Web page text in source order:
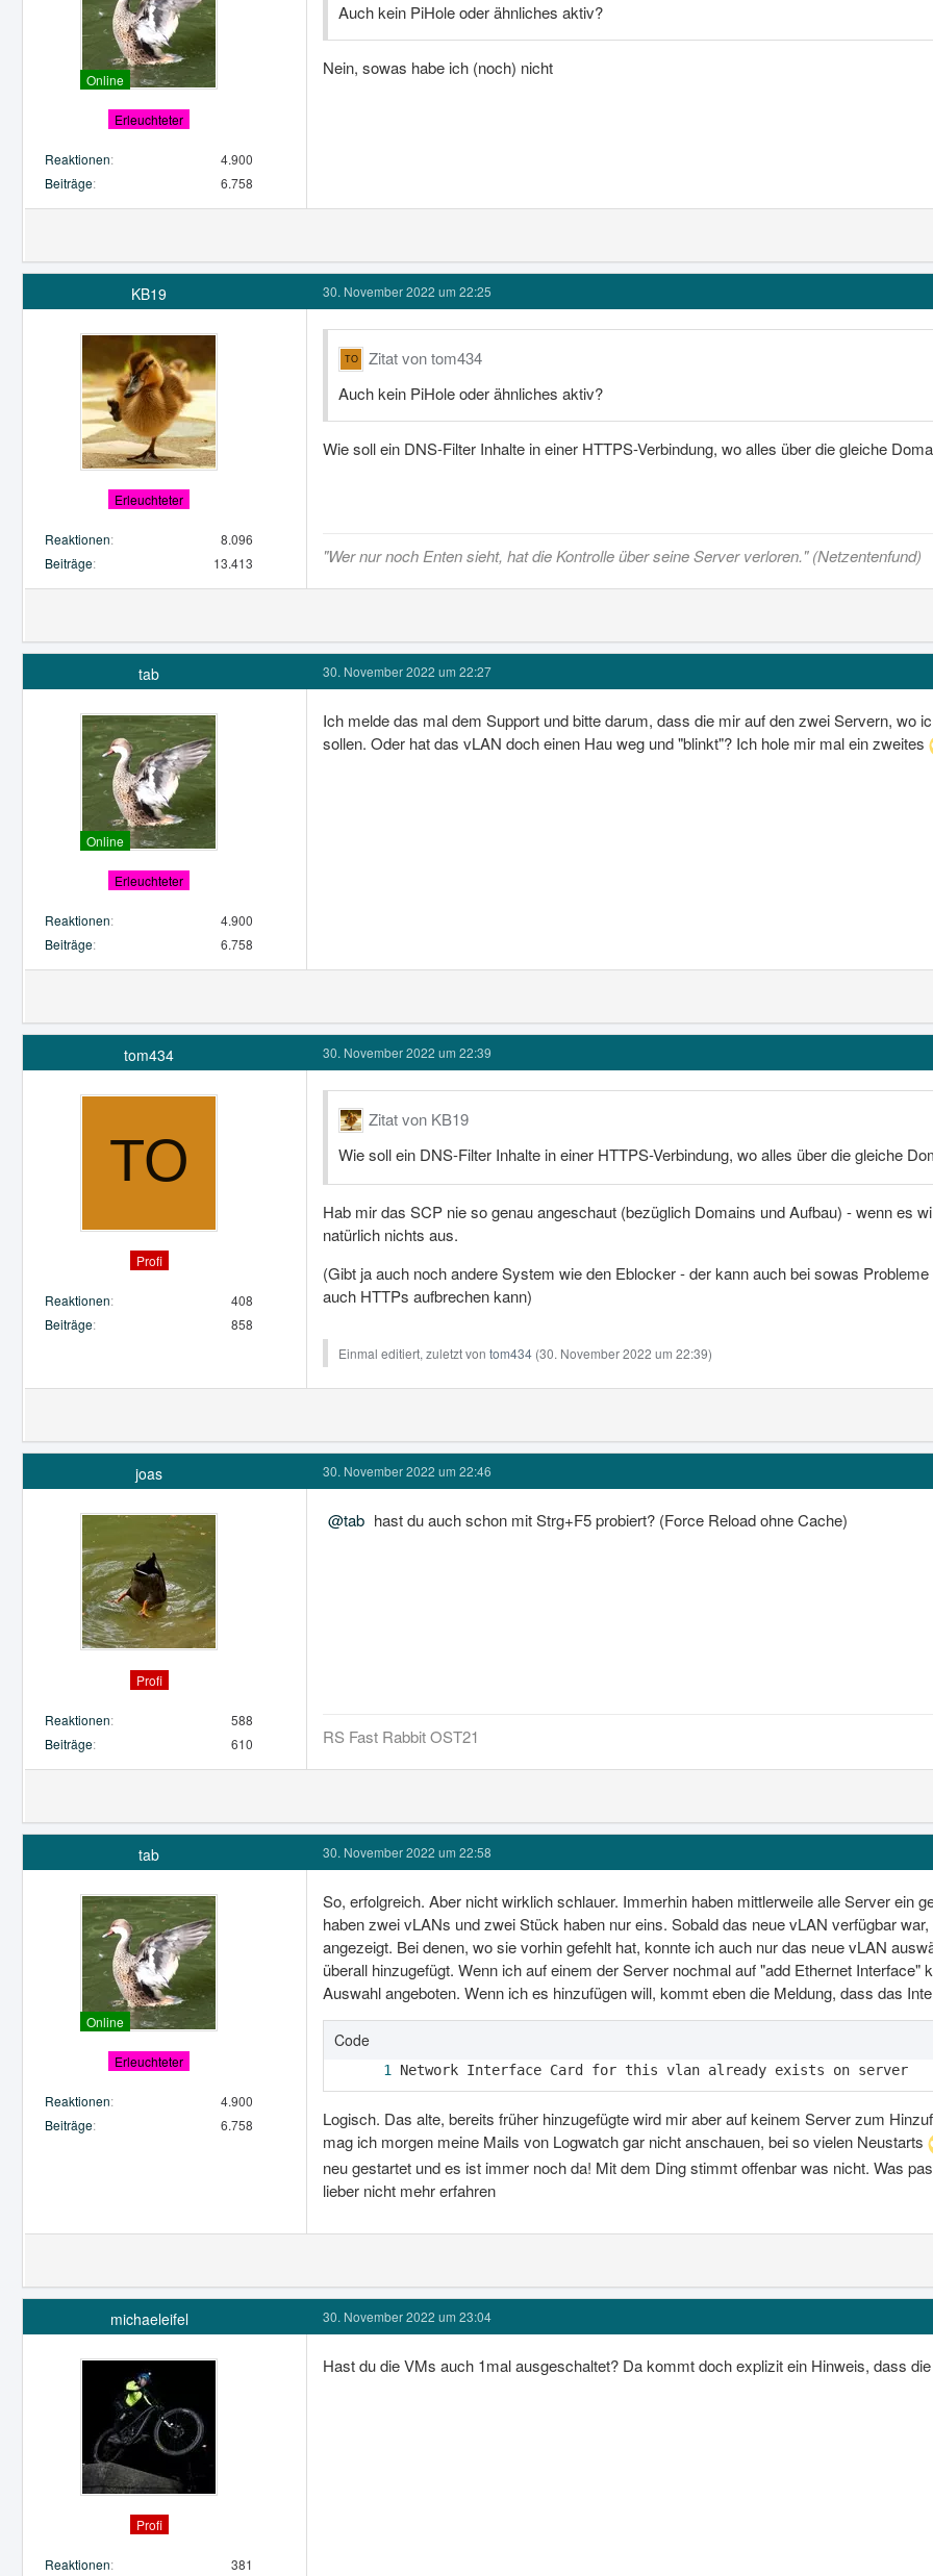
Online
Erleuchteter
Reaktionen
4.900
Beiträge
6.758
Auch kein PiHole oder ähnliches aktiv?
Nein, sowas habe ich (noch) nicht
KB19
Erleuchteter
Reaktionen
8.096
Beiträge
13.413
30. November 2022 um 22:25
Zitat von tom434
Auch kein PiHole oder ähnliches aktiv?
Wie soll ein DNS-Filter Inhalte in einer HTTPS-Verbindung, wo alles über die gleiche
"Wer nur noch Enten sieht, hat die Kontrolle über seine Server verloren." (Netzentenfund)
tab
Online
Erleuchteter
Reaktionen
4.900
Beiträge
6.758
30. November 2022 um 22:27
Ich melde das mal dem Support und bitte darum, dass die mir auf den zwei Servern, wo
sollen. Oder hat das vLAN doch einen Hau weg und "blinkt"? Ich hole mir mal ein zweites
tom434
Profi
Reaktionen
408
Beiträge
858
30. November 2022 um 22:39
Zitat von KB19
Wie soll ein DNS-Filter Inhalte in einer HTTPS-Verbindung, wo alles über die gleiche
Hab mir das SCP nie so genau angeschaut (bezüglich Domains und Aufbau) - wenn es
natürlich nichts aus.
(Gibt ja auch noch andere System wie den Eblocker - der kann auch bei sowas
auch HTTPs aufbrechen kann)
Einmal editiert, zuletzt von tom434 (30. November 2022 um 22:39)
joas
Profi
Reaktionen
588
Beiträge
610
30. November 2022 um 22:46
tab hast du auch schon mit Strg+F5 probiert? (Force Reload ohne Cache)
RS Fast Rabbit OST21
tab
Online
Erleuchteter
Reaktionen
4.900
Beiträge
6.758
30. November 2022 um 22:58
So, erfolgreich. Aber nicht wirklich schlauer. Immerhin haben mittlerweile alle Server ein
haben zwei vLANs und zwei Stück haben nur eins. Sobald das neue vLAN verfügbar
angezeigt. Bei denen, wo sie vorhin gefehlt hat, konnte ich auch nur das neue vLAN
überall hinzugefügt. Wenn ich auf einem der Server nochmal auf "add Ethernet
Auswahl angeboten. Wenn ich es hinzufügen will, kommt eben die Meldung, dass das
Code
Network Interface Card for this vlan already exists on server
Logisch. Das alte, bereits früher hinzugefügte wird mir aber auf keinem Server zum
mag ich morgen meine Mails von Logwatch gar nicht anschauen, bei so vielen Neustarts
neu gestartet und es ist immer noch da! Mit dem Ding stimmt offenbar was nicht. Was
lieber nicht mehr erfahren
michaeleifel
Profi
Reaktionen 381
30. November 2022 um 23:04
Hast du die VMs auch 1mal ausgeschaltet? Da kommt doch explizit ein Hinweis, dass